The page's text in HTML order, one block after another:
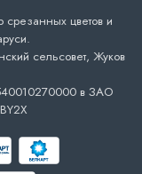
цветов и
сельсовет, Жуков
в ЗАО